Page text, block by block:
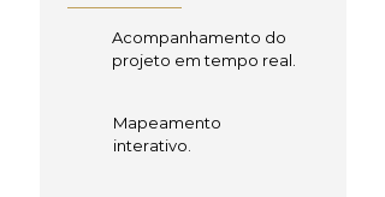
Acompanhamento do
projeto em tempo real.
Mapeamento
interativo.